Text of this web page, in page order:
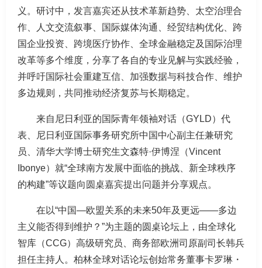
义。研讨中，发言嘉宾还从技术革新趋势、太空治理合
作、人文交流叙事、国际媒体沟通、经贸结构优化、跨
国企业投资、跨境医疗协作、全球金融稳定及国际治理
改革等多个维度，分享了各自的专业见解与实践经验，
并呼吁国际社会重建互信、加强数据与科技合作、维护
多边规则，共同推动经济复苏与长期稳定。
来自尼日利亚的国际青年领袖对话（GYLD）代
表、尼日利亚国际事务研究所中国中心副主任兼研究
员、清华大学博士研究生文森特·伊博涅（Vincent
Ibonye）就“全球南方发展中面临的挑战、新全球秩序
的构建”等议题向圆桌嘉宾提出问题并分享观点。
在以“中国—欧盟关系的未来50年及更远——多边
主义能否得到维护？”为主题的圆桌论坛上，由全球化
智库（CCG）高级研究员、商务部欧洲司原副司长韩兵
担任主持人。柏林全球对话论坛创始常务董事卡罗琳・